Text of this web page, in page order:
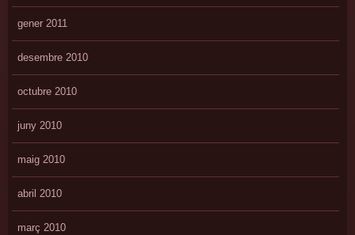
gener 2011
desembre 2010
octubre 2010
juny 2010
maig 2010
abril 2010
març 2010